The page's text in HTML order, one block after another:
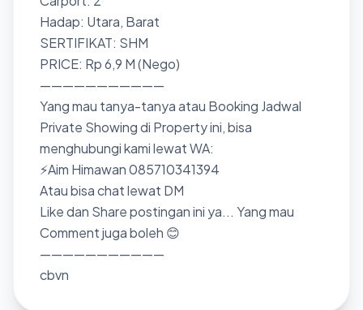
Hadap: Utara, Barat
SERTIFIKAT: SHM
PRICE: Rp 6,9 M (Nego)
———————————
Yang mau tanya-tanya atau Booking Jadwal
Private Showing di Property ini, bisa
menghubungi kami lewat WA:
⚡Aim Himawan 085710341394
Atau bisa chat lewat DM
Like dan Share postingan ini ya... Yang mau
Comment juga boleh 😊
———————————
cbvn